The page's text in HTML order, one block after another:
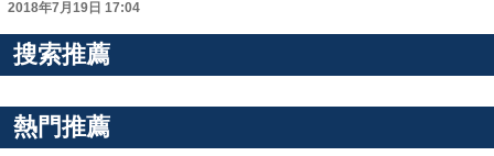
2018年7月19日 17:04
搜索推薦
熱門推薦